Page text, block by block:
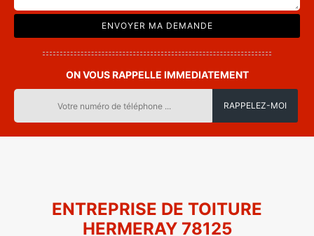
ON VOUS RAPPELLE IMMEDIATEMENT
ENTREPRISE DE TOITURE
HERMERAY 78125